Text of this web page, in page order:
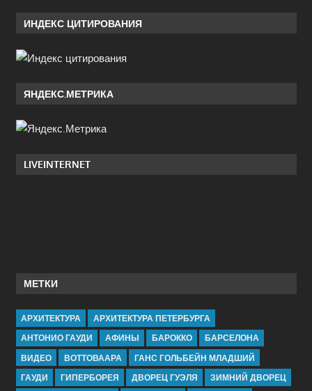
ИНДЕКС ЦИТИРОВАНИЯ
ЯНДЕКС.МЕТРИКА
LIVEINTERNET
МЕТКИ
АРХИТЕКТУРА
АРХИТЕКТУРА ПЕТЕРБУРГА
АНТОНИО ГАУДИ
АФИНЫ БАРОККО
БАРСЕЛОНА
ВИДЕО
ВОТТОВААРА
ГАНС ГОЛЬБЕЙН МЛАДШИЙ
ГАУДИ
ГИПЕРБОРЕЯ ДВОРЕЦ ГУЭЛЯ ЗИМНИЙ ДВОРЕЦ